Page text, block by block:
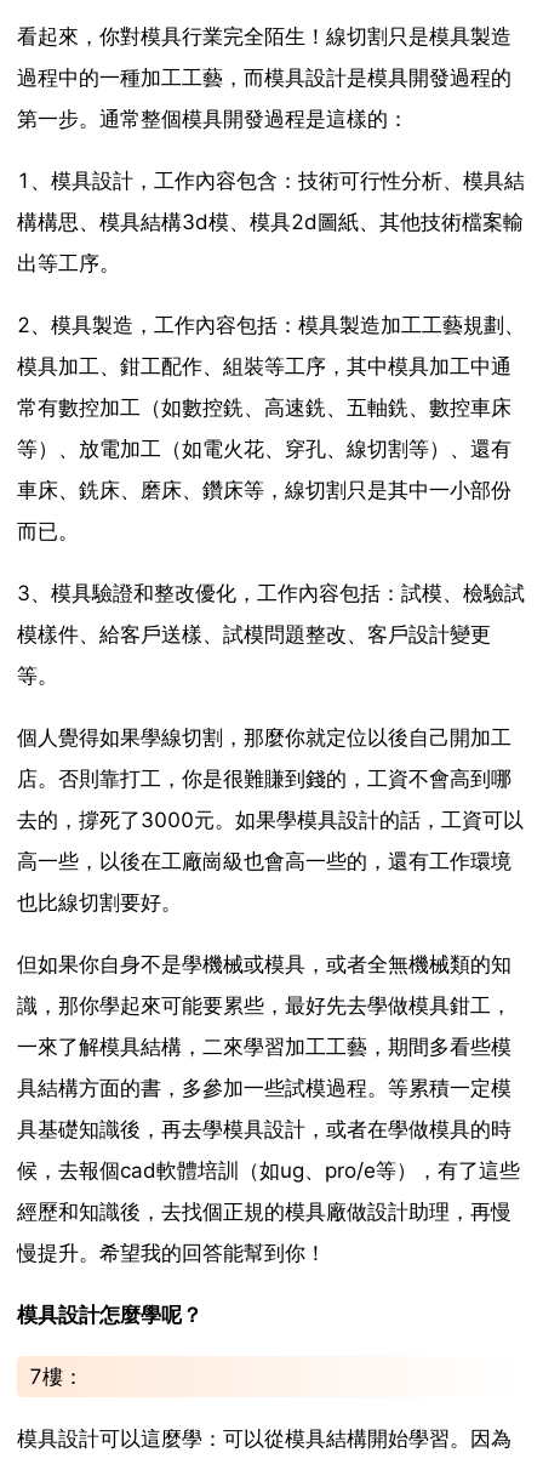
看起來，你對模具行業完全陌生！線切割只是模具製造
過程中的一種加工工藝，而模具設計是模具開發過程的
第一步。通常整個模具開發過程是這樣的：
1、模具設計，工作內容包含：技術可行性分析、模具結
構構思、模具結構3d模、模具2d圖紙、其他技術檔案輸
出等工序。
2、模具製造，工作內容包括：模具製造加工工藝規劃、
模具加工、鉗工配作、組裝等工序，其中模具加工中通
常有數控加工（如數控銑、高速銑、五軸銑、數控車床
等）、放電加工（如電火花、穿孔、線切割等）、還有
車床、銑床、磨床、鑽床等，線切割只是其中一小部份
而已。
3、模具驗證和整改優化，工作內容包括：試模、檢驗試
模樣件、給客戶送樣、試模問題整改、客戶設計變更
等。
個人覺得如果學線切割，那麼你就定位以後自己開加工
店。否則靠打工，你是很難賺到錢的，工資不會高到哪
去的，撐死了3000元。如果學模具設計的話，工資可以
高一些，以後在工廠崗級也會高一些的，還有工作環境
也比線切割要好。
但如果你自身不是學機械或模具，或者全無機械類的知
識，那你學起來可能要累些，最好先去學做模具鉗工，
一來了解模具結構，二來學習加工工藝，期間多看些模
具結構方面的書，多參加一些試模過程。等累積一定模
具基礎知識後，再去學模具設計，或者在學做模具的時
候，去報個cad軟體培訓（如ug、pro/e等），有了這些
經歷和知識後，去找個正規的模具廠做設計助理，再慢
慢提升。希望我的回答能幫到你！
模具設計怎麼學呢？
7樓：
模具設計可以這麼學：可以從模具結構開始學習。因為